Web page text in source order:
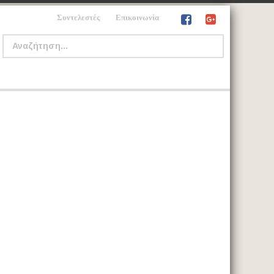
Συντελεστές Επικοινωνία